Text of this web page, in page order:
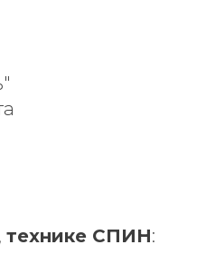
технике СПИН: